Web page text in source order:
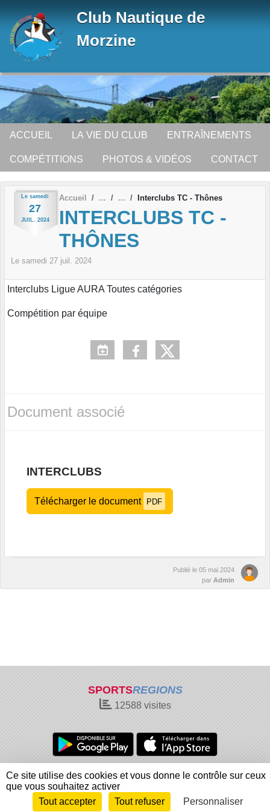
Club Nautique de
Morzine
ACCUEIL LA VIE DU CLUB ENTRAÎNEMENTS
COMPÉTITIONS PHOTOS & VIDÉOS CONTACT
Le samedi
27
JUIL. 2024
Accueil Interclubs TC - Thônes
INTERCLUBS TC -
THÔNES
Le samedi 27 juil. 2024
Interclubs Ligue AURA Toutes catégories
Compétition par équipe
Document associé
INTERCLUBS
Télécharger le document PDF
Publié le 05 mai 2024
par Admin
SPORTSREGIONS
12588visites
Charte cookies
Gestion des cookies
Informations légales
Signaler un contenu inapproprié
Envie de participer ?
Connexion
Ce site utilise des cookies et vous donne le contrôle sur ceux
que vous souhaitez activer
Tout accepter
Tout refuser Personnaliser